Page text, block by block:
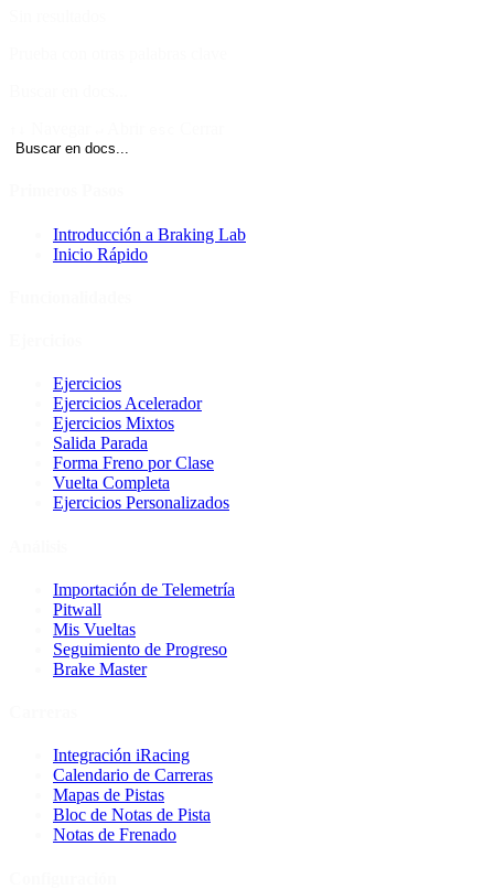
Buscar en docs...
Introducción a Braking Lab
Inicio Rápido
Ejercicios
Ejercicios Acelerador
Ejercicios Mixtos
Salida Parada
Forma Freno por Clase
Vuelta Completa
Ejercicios Personalizados
Importación de Telemetría
Pitwall
Mis Vueltas
Seguimiento de Progreso
Brake Master
Integración iRacing
Calendario de Carreras
Mapas de Pistas
Bloc de Notas de Pista
Notas de Frenado